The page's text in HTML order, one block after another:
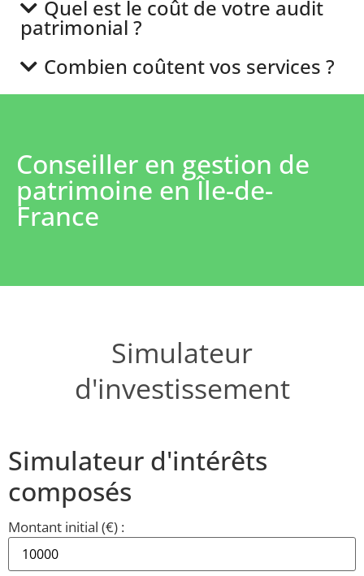
Quel est le coût de votre audit
patrimonial ?
Combien coûtent vos services ?
Conseiller en gestion de
patrimoine en Île-de-
France
Simulateur
d'investissement
Simulateur d'intérêts
composés
Montant initial (€) :